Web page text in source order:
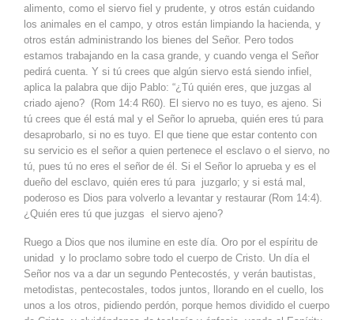
alimento, como el siervo fiel y prudente, y otros están cuidando
los animales en el campo, y otros están limpiando la hacienda, y
otros están administrando los bienes del Señor. Pero todos
estamos trabajando en la casa grande, y cuando venga el Señor
pedirá cuenta. Y si tú crees que algún siervo está siendo infiel,
aplica la palabra que dijo Pablo: “¿Tú quién eres, que juzgas al
criado ajeno? (Rom 14:4 R60). El siervo no es tuyo, es ajeno. Si
tú crees que él está mal y el Señor lo aprueba, quién eres tú para
desaprobarlo, si no es tuyo. El que tiene que estar contento con
su servicio es el señor a quien pertenece el esclavo o el siervo, no
tú, pues tú no eres el señor de él. Si el Señor lo aprueba y es el
dueño del esclavo, quién eres tú para juzgarlo; y si está mal,
poderoso es Dios para volverlo a levantar y restaurar (Rom 14:4).
¿Quién eres tú que juzgas el siervo ajeno?
Ruego a Dios que nos ilumine en este día. Oro por el espíritu de
unidad y lo proclamo sobre todo el cuerpo de Cristo. Un día el
Señor nos va a dar un segundo Pentecostés, y verán bautistas,
metodistas, pentecostales, todos juntos, llorando en el cuello, los
unos a los otros, pidiendo perdón, porque hemos dividido el cuerpo